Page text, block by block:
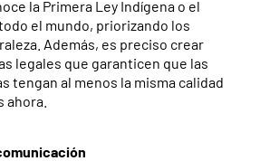
la Primera Ley Indígena o el
el mundo, priorizando los
Además, es preciso crear
legales que garanticen que las
tengan al menos la misma calidad
ahora.